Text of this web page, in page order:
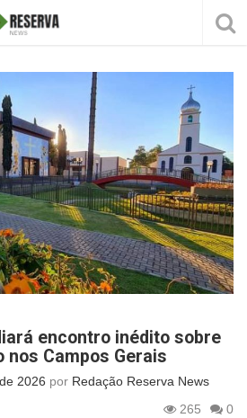
encontro inédito sobre
nos Campos Gerais
2026 por Redação Reserva News
265
0